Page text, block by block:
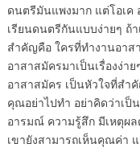
ดนตรีมันแพงมาก แต่โอเค
เรียนดนตรีกันแบบง่ายๆ ถ้
สำคัญคือ ใครที่ทำงานอาส
อาสาสมัครมาเป็นเรื่องง่า
อาสาสมัคร เป็นหัวใจที่ส
คุณอย่าไปทำ อย่าคิดว่าเป็
อารมณ์ ความรู้สึก มีเหตุผ
เขายังสามารถเห็นคุณค่า